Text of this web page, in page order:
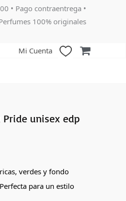
• Pago contraentrega •
100% originales
Mi Cuenta
unisex edp
verdes y fondo
para un estilo